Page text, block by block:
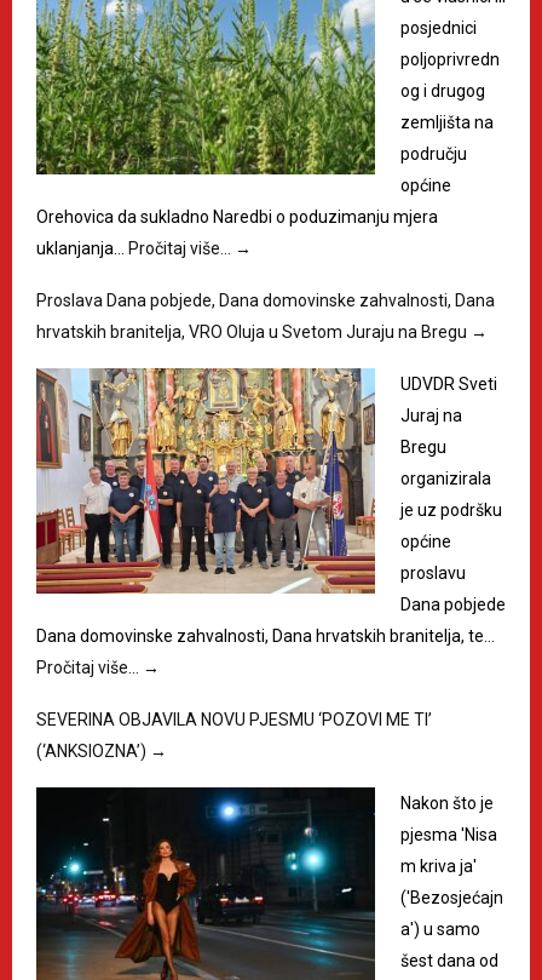
posjednici
poljoprivredn
og i drugog
zemljišta na
području
općine
Orehovica da sukladno Naredbi o poduzimanju mjera
uklanjanja… Pročitaj više… →
Proslava Dana pobjede, Dana domovinske zahvalnosti, Dana
hrvatskih branitelja, VRO Oluja u Svetom Juraju na Bregu →
UDVDR Sveti
Juraj na
Bregu
organizirala
je uz podršku
općine
proslavu
Dana pobjede
Dana domovinske zahvalnosti, Dana hrvatskih branitelja, te…
Pročitaj više…
→
SEVERINA OBJAVILA NOVU PJESMU ‘POZOVI ME TI’
(‘ANKSIOZNA’) →
Nakon što je
pjesma 'Nisa
m kriva ja'
('Bezosjećajn
a') u samo
šest dana od